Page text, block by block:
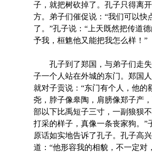
子，就把树砍掉了。孔子只得离
方。弟子们催促说：“我们可以快
了。”孔子说：“上天既然把传道
予我，桓魋他又能把我怎么样！”
孔子到了郑国，与弟子们走失
子一个人站在外城的东门。郑国
就对子贡说：“东门有个人，他的
尧，脖子像皋陶，肩膀像郑子产
部以下比禹短子三寸，一副狼狈
打采的样子，真像一条丧家狗。”
原话如实地告诉了孔子。孔子高
道：“他形容我的相貌，不一定对